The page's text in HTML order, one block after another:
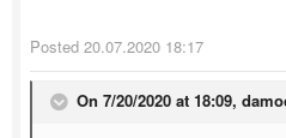
Posted 20.07.2020 18:17
On 7/20/2020 at 18:09,